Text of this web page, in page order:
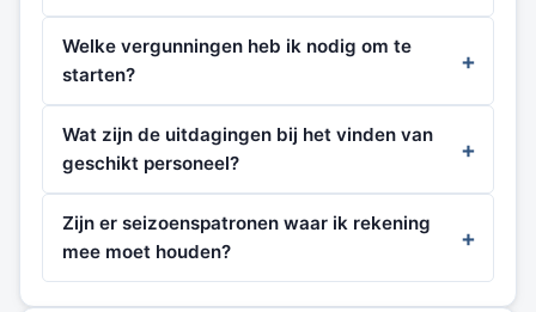
Welke vergunningen heb ik nodig om te
starten?
Wat zijn de uitdagingen bij het vinden van
geschikt personeel?
Zijn er seizoenspatronen waar ik rekening
mee moet houden?